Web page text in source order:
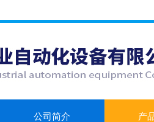
公司简介 产